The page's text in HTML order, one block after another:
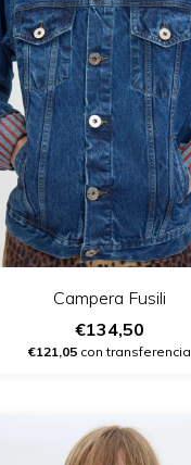
Campera Fusili
€134,50
€121,05con transferencia